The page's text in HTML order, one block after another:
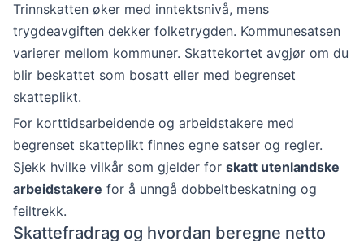
Trinnskatten øker med inntektsnivå, mens
trygdeavgiften dekker folketrygden. Kommunesatsen
varierer mellom kommuner. Skattekortet avgjør om du
blir beskattet som bosatt eller med begrenset
skatteplikt.
For korttidsarbeidende og arbeidstakere med
begrenset skatteplikt finnes egne satser og regler.
Sjekk hvilke vilkår som gjelder for skatt utenlandske
arbeidstakere for å unngå dobbeltbeskatning og
feiltrekk.
Skattefradrag og hvordan beregne netto